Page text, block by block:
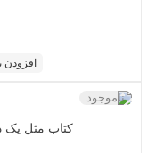
افزودن به
کتاب مثل یک
ناموجود